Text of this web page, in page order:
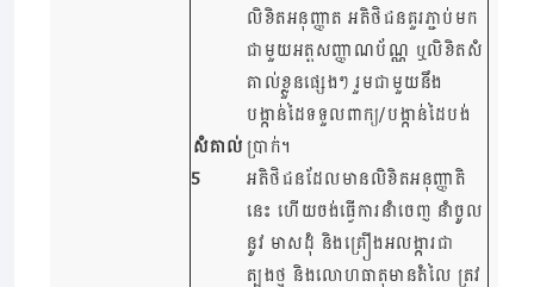
សំគាល់
5
លិខិតអនុញ្ញាត អតិថិជនគួរភ្ជាប់មក
ជាមួយអត្តសញ្ញាណប័ណ្ណ ឬលិខិតសំ
គាល់ខ្លួនផ្សេងៗ រួមជាមួយនឹង
បង្កាន់ដៃទទួលពាក្យ/បង្កាន់ដៃបង់
ប្រាក់។
អតិថិជនដែលមានលិខិតអនុញ្ញាតិ
នេះ ហើយចង់ធ្វើការនាំចេញ នាំចូល
នូវ មាសដុំ និងគ្រឿងអលង្ការជា
ត្បូងថ្ម និងលោហធាតុមានតំលៃ ត្រូវ